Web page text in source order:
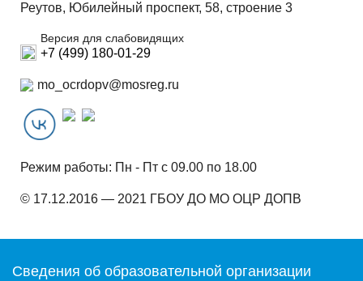
Реутов, Юбилейный проспект, 58, строение 3
Версия для слабовидящих
+7 (499) 180-01-29
mo_ocrdopv@mosreg.ru
Режим работы: Пн - Пт с 09.00 по 18.00
© 17.12.2016 — 2021 ГБОУ ДО МО ОЦР ДОПВ
Сведения об образовательной организации